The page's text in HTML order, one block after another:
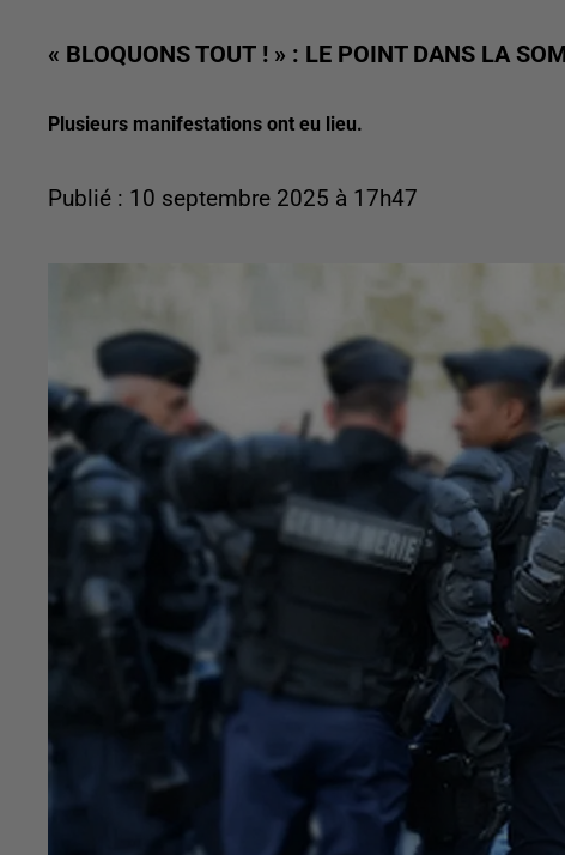
« BLOQUONS TOUT ! » : LE POINT DANS LA
Plusieurs manifestations ont eu lieu.
Publié : 10 septembre 2025 à 17h47